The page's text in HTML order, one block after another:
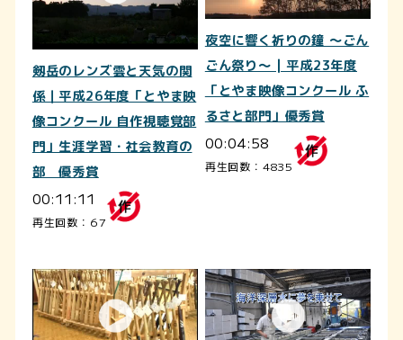
剱岳のレンズ雲と天気の関
係｜平成26年度「とやま映
像コンクール 自作視聴覚部
門」生涯学習・社会教育の
部 優秀賞
00:11:11
再生回数：67
夜空に響く祈りの鐘 ～ごん
ごん祭り～ | 平成23年度
「とやま映像コンクール ふ
るさと部門」優秀賞
00:04:58
再生回数：4835